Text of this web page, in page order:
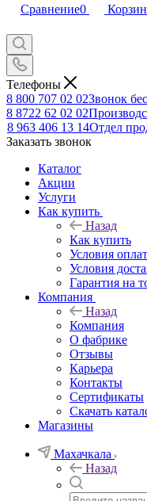
Сравнение0
Телефоны
8 800 707 02 02Звонок
8 8722 62 02 02
8 963 406 13 14Отдел
Заказать звонок
Каталог
Акции
Услуги
Как купить
Назад
Как купить
Условия
Условия
Гарантия на
Компания
Назад
Компания
О фабрике
Отзывы
Карьера
Контакты
Сертификаты
Скачать
Магазины
Махачкала
Назад